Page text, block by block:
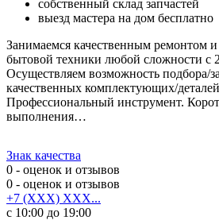
собственный склад запчастей
выезд мастера на дом бесплатно
Занимаемся качественным ремонтом
бытовой техники любой сложности с
Осуществляем возможность подбора/
качественных комплектующих/
Профессиональный инструмент.
выполнения…
Знак качества
0 - оценок и отзывов
0 - оценок и отзывов
+7 (XXX) XXX...
с 10:00 до 19:00